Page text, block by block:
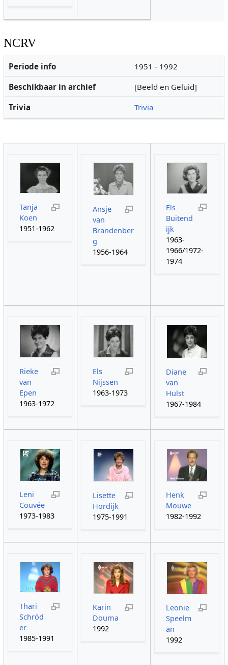
NCRV
Periode info
1951 - 1992
Beschikbaar in archief
[Beeld en Geluid]
Trivia
Trivia
Tanja
Koen
1951-1962
Ansje
van
Brandenber
g
1956-1964
Els
Buitend
ijk
1963-
1966/1972-
1974
Rieke
van
Epen
1963-1972
Els
Nijssen
1963-1973
Diane
van
Hulst
1967-1984
Leni
Couvée
1973-1983
Lisette
Hordijk
1975-1991
Henk
Mouwe
1982-1992
Thari
Schröd
er
1985-1991
Karin
Douma
1992
Leonie
Speelm
an
1992